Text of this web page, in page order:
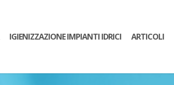
IGIENIZZAZIONE IMPIANTI IDRICI ARTICOLI